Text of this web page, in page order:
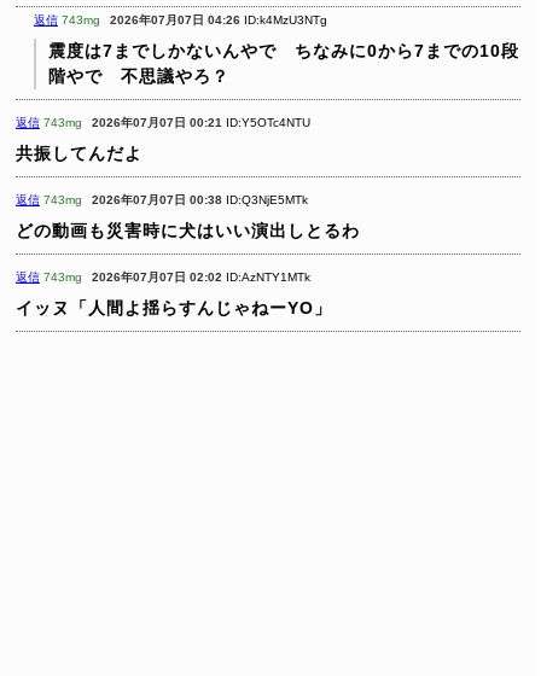
返信 743mg 2026年07月07日 04:26 ID:k4MzU3NTg
震度は7までしかないんやで ちなみに0から7までの10段
階やで 不思議やろ？
返信 743mg 2026年07月07日 00:21 ID:Y5OTc4NTU
共振してんだよ
返信 743mg 2026年07月07日 00:38 ID:Q3NjE5MTk
どの動画も災害時に犬はいい演出しとるわ
返信 743mg 2026年07月07日 02:02 ID:AzNTY1MTk
イッヌ「人間よ揺らすんじゃねーYO」